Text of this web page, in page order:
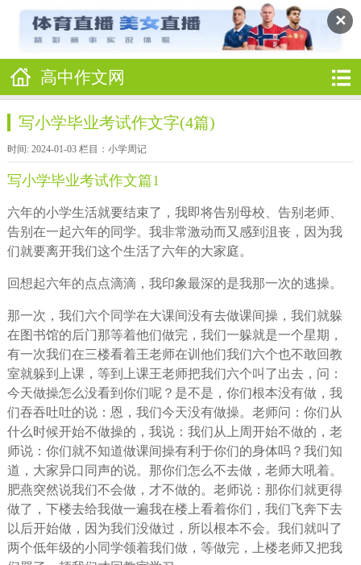
✕
高中作文网
写小学毕业考试作文字(4篇)
时间: 2024-01-03 栏目： 小学周记
写小学毕业考试作文篇1
六年的小学生活就要结束了，我即将告别母校、告别老师、
告别在一起六年的同学。我非常激动而又感到沮丧，因为我
们就要离开我们这个生活了六年的大家庭。
回想起六年的点点滴滴，我印象最深的是我那一次的逃操。
那一次，我们六个同学在大课间没有去做课间操，我们就躲
在图书馆的后门那等着他们做完，我们一躲就是一个星期，
有一次我们在三楼看着王老师在训他们我们六个也不敢回教
室就躲到上课，等到上课王老师把我们六个叫了出去，问：
今天做操怎么没看到你们呢？是不是，你们根本没有做，我
们吞吞吐吐的说：恩，我们今天没有做操。老师问：你们从
什么时候开始不做操的，我说：我们从上周开始不做的，老
师说：你们就不知道做课间操有利于你们的身体吗？我们知
道，大家异口同声的说。那你们怎么不去做，老师大吼着。
肥燕突然说我们不会做，才不做的。老师说：那你们就更得
做了，下楼去给我做一遍我在楼上看着你们，我们飞奔下去
以后开始做，因为我们没做过，所以根本不会。我们就叫了
两个低年级的小同学领着我们做，等做完，上楼老师又把我